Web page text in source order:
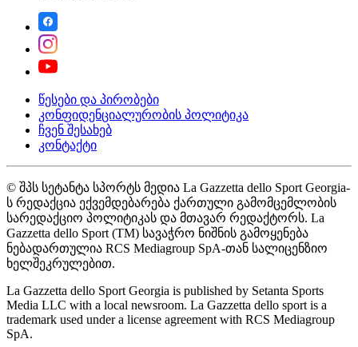
წესები და პირობები
კონფიდენციალურობის პოლიტიკა
ჩვენ შესახებ
კონტაქტი
© შპს სეტანტა სპორტს მედია La Gazzetta dello Sport Georgia-
ს რედაქცია ექვემდებარება ქართული გამომცემლობის
სარედაქციო პოლიტიკას და მთავარ რედაქტორს. La
Gazzetta dello Sport (TM) სავაჭრო ნიშნის გამოყენება
ნებადართულია RCS Mediagroup SpA-თან სალიცენზიო
ხელშეკრულებით.
La Gazzetta dello Sport Georgia is published by Setanta Sports
Media LLC with a local newsroom. La Gazzetta dello sport is a
trademark used under a license agreement with RCS Mediagroup
SpA.